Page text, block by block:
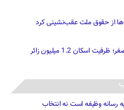
از حقوق ملت عقب‌نشینی کرد
اسکان 1.2 میلیون زائر
رسانه وظیفه است نه انتخاب